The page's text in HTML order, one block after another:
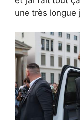
une très longue